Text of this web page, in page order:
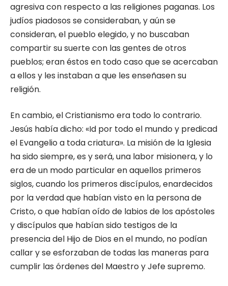
agresiva con respecto a las religiones paganas. Los
judíos piadosos se consideraban, y aún se
consideran, el pueblo elegido, y no buscaban
compartir su suerte con las gentes de otros
pueblos; eran éstos en todo caso que se acercaban
a ellos y les instaban a que les ense­ñasen su
religión.
En cambio, el Cristianismo era todo lo con­trario.
Jesús había dicho: «Id por todo el mundo y predicad
el Evangelio a toda criatura». La misión de la Iglesia
ha sido siempre, es y será, una labor misionera, y lo
era de un modo particular en aquellos primeros
siglos, cuando los primeros discípulos, enardecidos
por la verdad que ha­bían visto en la persona de
Cristo, o que habían oído de labios de los apóstoles
y discípulos que habían sido testigos de la
presencia del Hijo de Dios en el mundo, no podían
callar y se esfor­zaban de todas las maneras para
cumplir las órdenes del Maestro y Jefe supremo.